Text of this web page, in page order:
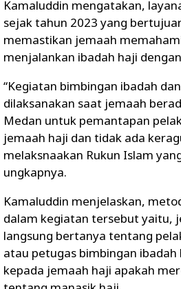
Kamaluddin mengatakan,
sejak tahun 2023 yang
memastikan jemaah
menjalankan ibadah haji
“Kegiatan bimbingan ibadah
dilaksanakan saat jemaah
Medan untuk pemantapan
jemaah haji dan tidak ada
melaksnaakan Rukun Islam
ungkapnya.
Kamaluddin menjelaskan,
dalam kegiatan tersebut yaitu,
langsung bertanya tentang
atau petugas bimbingan
kepada jemaah haji apakah